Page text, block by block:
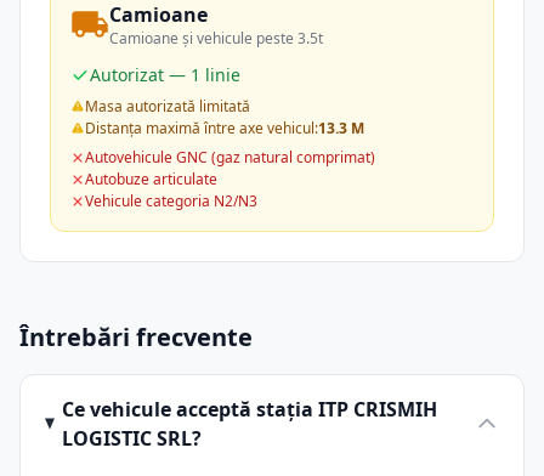
Camioane
Camioane și vehicule peste 3.5t
Autorizat — 1 linie
Masa autorizată limitată
Distanța maximă între axe vehicul:13.3 M
Autovehicule GNC (gaz natural comprimat)
Autobuze articulate
Vehicule categoria N2/N3
Întrebări frecvente
Ce vehicule acceptă stația ITP CRISMIH
LOGISTIC SRL?